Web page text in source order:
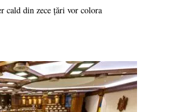
cald din zece țări vor colora